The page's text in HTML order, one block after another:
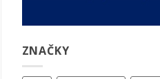
ZNAČKY